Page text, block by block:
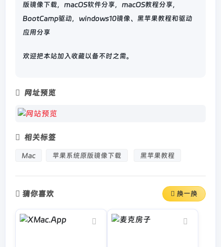
版镜像下载，macOS软件分享，macOS教程分享，
BootCamp驱动，windows10镜像、黑苹果教程和驱动
应用分享
欢迎把本站加入收藏以备不时之需。
网址预览
相关标签
Mac 苹果系统原版镜像下载 黑苹果教程
猜你喜欢 换一换